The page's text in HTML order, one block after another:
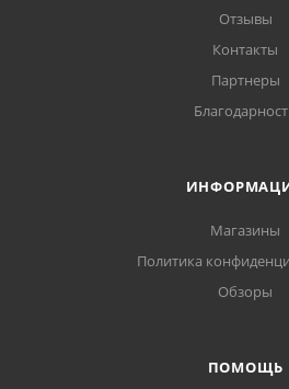
Отзывы
Контакты
Партнеры
Магазины
Политика
Обзоры
ПОМОЩЬ